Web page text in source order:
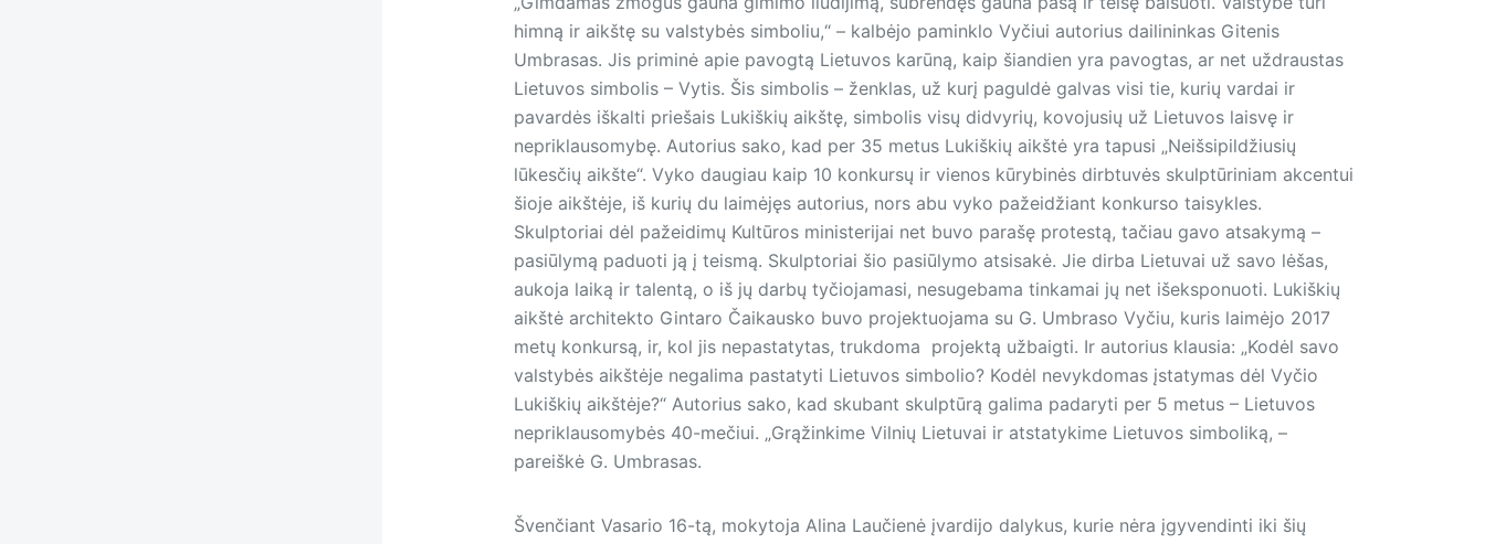
himną ir aikštę su valstybės simboliu,“ – kalbėjo paminklo Vyčiui autorius dailininkas Gitenis
Umbrasas. Jis priminė apie pavogtą Lietuvos karūną, kaip šiandien yra pavogtas, ar net uždraustas
Lietuvos simbolis – Vytis. Šis simbolis – ženklas, už kurį paguldė galvas visi tie, kurių vardai ir
pavardės iškalti priešais Lukiškių aikštę, simbolis visų didvyrių, kovojusių už Lietuvos laisvę ir
nepriklausomybę. Autorius sako, kad per 35 metus Lukiškių aikštė yra tapusi „Neišsipildžiusių
lūkesčių aikšte“. Vyko daugiau kaip 10 konkursų ir vienos kūrybinės dirbtuvės skulptūriniam akcentui
šioje aikštėje, iš kurių du laimėjęs autorius, nors abu vyko pažeidžiant konkurso taisykles.
Skulptoriai dėl pažeidimų Kultūros ministerijai net buvo parašę protestą, tačiau gavo atsakymą –
pasiūlymą paduoti ją į teismą. Skulptoriai šio pasiūlymo atsisakė. Jie dirba Lietuvai už savo lėšas,
aukoja laiką ir talentą, o iš jų darbų tyčiojamasi, nesugebama tinkamai jų net išeksponuoti. Lukiškių
aikštė architekto Gintaro Čaikausko buvo projektuojama su G. Umbraso Vyčiu, kuris laimėjo 2017
metų konkursą, ir, kol jis nepastatytas, trukdoma projektą užbaigti. Ir autorius klausia: „Kodėl savo
valstybės aikštėje negalima pastatyti Lietuvos simbolio? Kodėl nevykdomas įstatymas dėl Vyčio
Lukiškių aikštėje?“ Autorius sako, kad skubant skulptūrą galima padaryti per 5 metus – Lietuvos
nepriklausomybės 40-mečiui. „Grąžinkime Vilnių Lietuvai ir atstatykime Lietuvos simboliką, –
pareiškė G. Umbrasas.
Švenčiant Vasario 16-tą, mokytoja Alina Laučienė įvardijo dalykus, kurie nėra įgyvendinti iki šių